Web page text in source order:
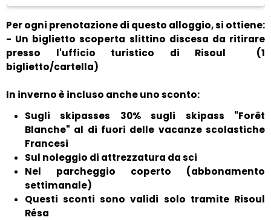
Per ogni prenotazione di questo alloggio, si ottiene:
- Un biglietto scoperta slittino discesa da ritirare
presso l'ufficio turistico di Risoul
(1
biglietto/cartella)
In inverno è incluso anche uno sconto:
Sugli skipasses 30% sugli skipass "Forêt
Blanche" al di fuori delle vacanze scolastiche
Francesi
Sul noleggio di attrezzatura da sci
Nel parcheggio coperto (abbonamento
settimanale)
Questi sconti sono validi solo tramite Risoul
Résa